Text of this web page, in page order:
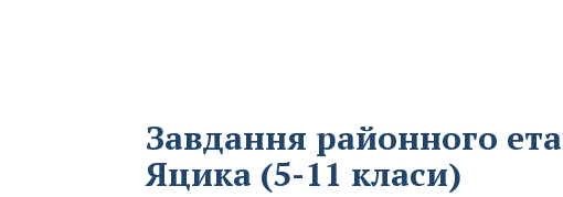
Завдання районного
Яцика (5-11 класи)